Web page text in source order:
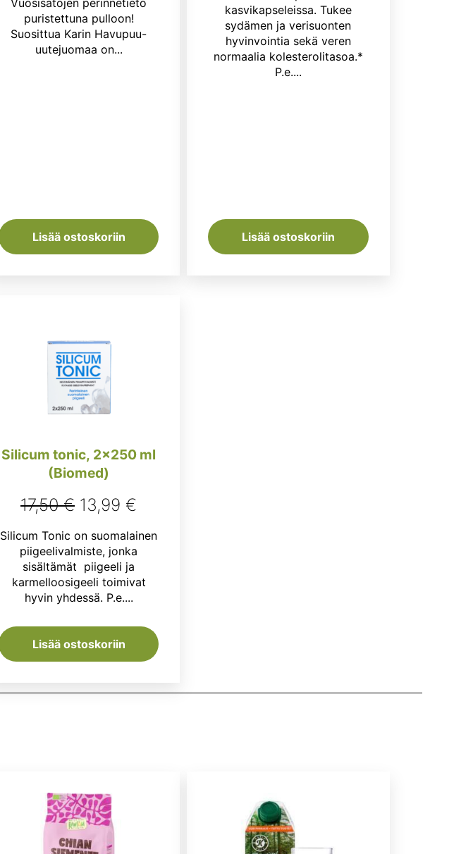
puristettuna pulloon!
Suosittua Karin Havupuu-
uutejuomaa on...
Lisää ostoskoriin
kasvikapseleissa. Tukee
sydämen ja verisuonten
hyvinvointia sekä veren
normaalia kolesterolitasoa.*
P.e....
Lisää ostoskoriin
Silicum tonic, 2×250 ml
(Biomed)
17,50€ Alkuperäinen
oli:
17,50 €.
13,99 €
hinta
on:
13,99 €.
Silicum Tonic on suomalainen
piigeelivalmiste, jonka
sisältämät piigeeli ja
karmelloosigeeli toimivat
hyvin yhdessä. P.e....
Lisää ostoskoriin